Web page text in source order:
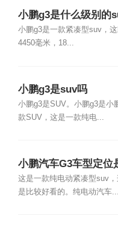
小鹏g3是什么级别的
小鹏g3是一款紧凑型suv，
4450毫米，18...
小鹏g3是suv吗
小鹏g3是SUV。小鹏g3是小
款SUV，这是一款纯电...
小鹏汽车G3车型定位
这是一款纯电动紧凑型suv
是比较好看的。纯电动汽车...